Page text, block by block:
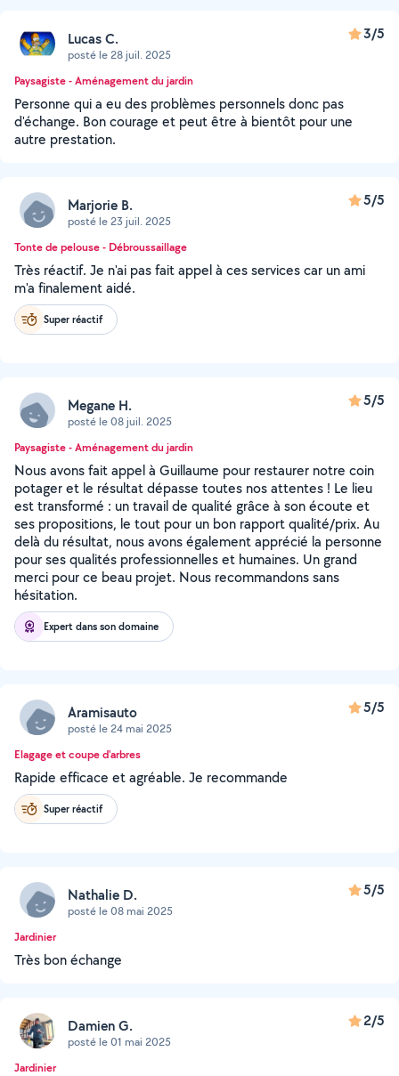
Lucas C.
posté le 28 juil. 2025
3/5
Paysagiste - Aménagement du jardin
Personne qui a eu des problèmes personnels donc pas
d'échange. Bon courage et peut être à bientôt pour une
autre prestation.
Marjorie B.
posté le 23 juil. 2025
5/5
Tonte de pelouse - Débroussaillage
Très réactif. Je n'ai pas fait appel à ces services car un ami
m'a finalement aidé.
Super réactif
Megane H.
posté le 08 juil. 2025
5/5
Paysagiste - Aménagement du jardin
Nous avons fait appel à Guillaume pour restaurer notre coin
potager et le résultat dépasse toutes nos attentes ! Le lieu
est transformé : un travail de qualité grâce à son écoute et
ses propositions, le tout pour un bon rapport qualité/prix. Au
delà du résultat, nous avons également apprécié la personne
pour ses qualités professionnelles et humaines. Un grand
merci pour ce beau projet. Nous recommandons sans
hésitation.
Expert dans son domaine
Aramisauto
posté le 24 mai 2025
5/5
Elagage et coupe d'arbres
Rapide efficace et agréable. Je recommande
Super réactif
Nathalie D.
posté le 08 mai 2025
5/5
Jardinier
Très bon échange
Damien G.
posté le 01 mai 2025
2/5
Jardinier